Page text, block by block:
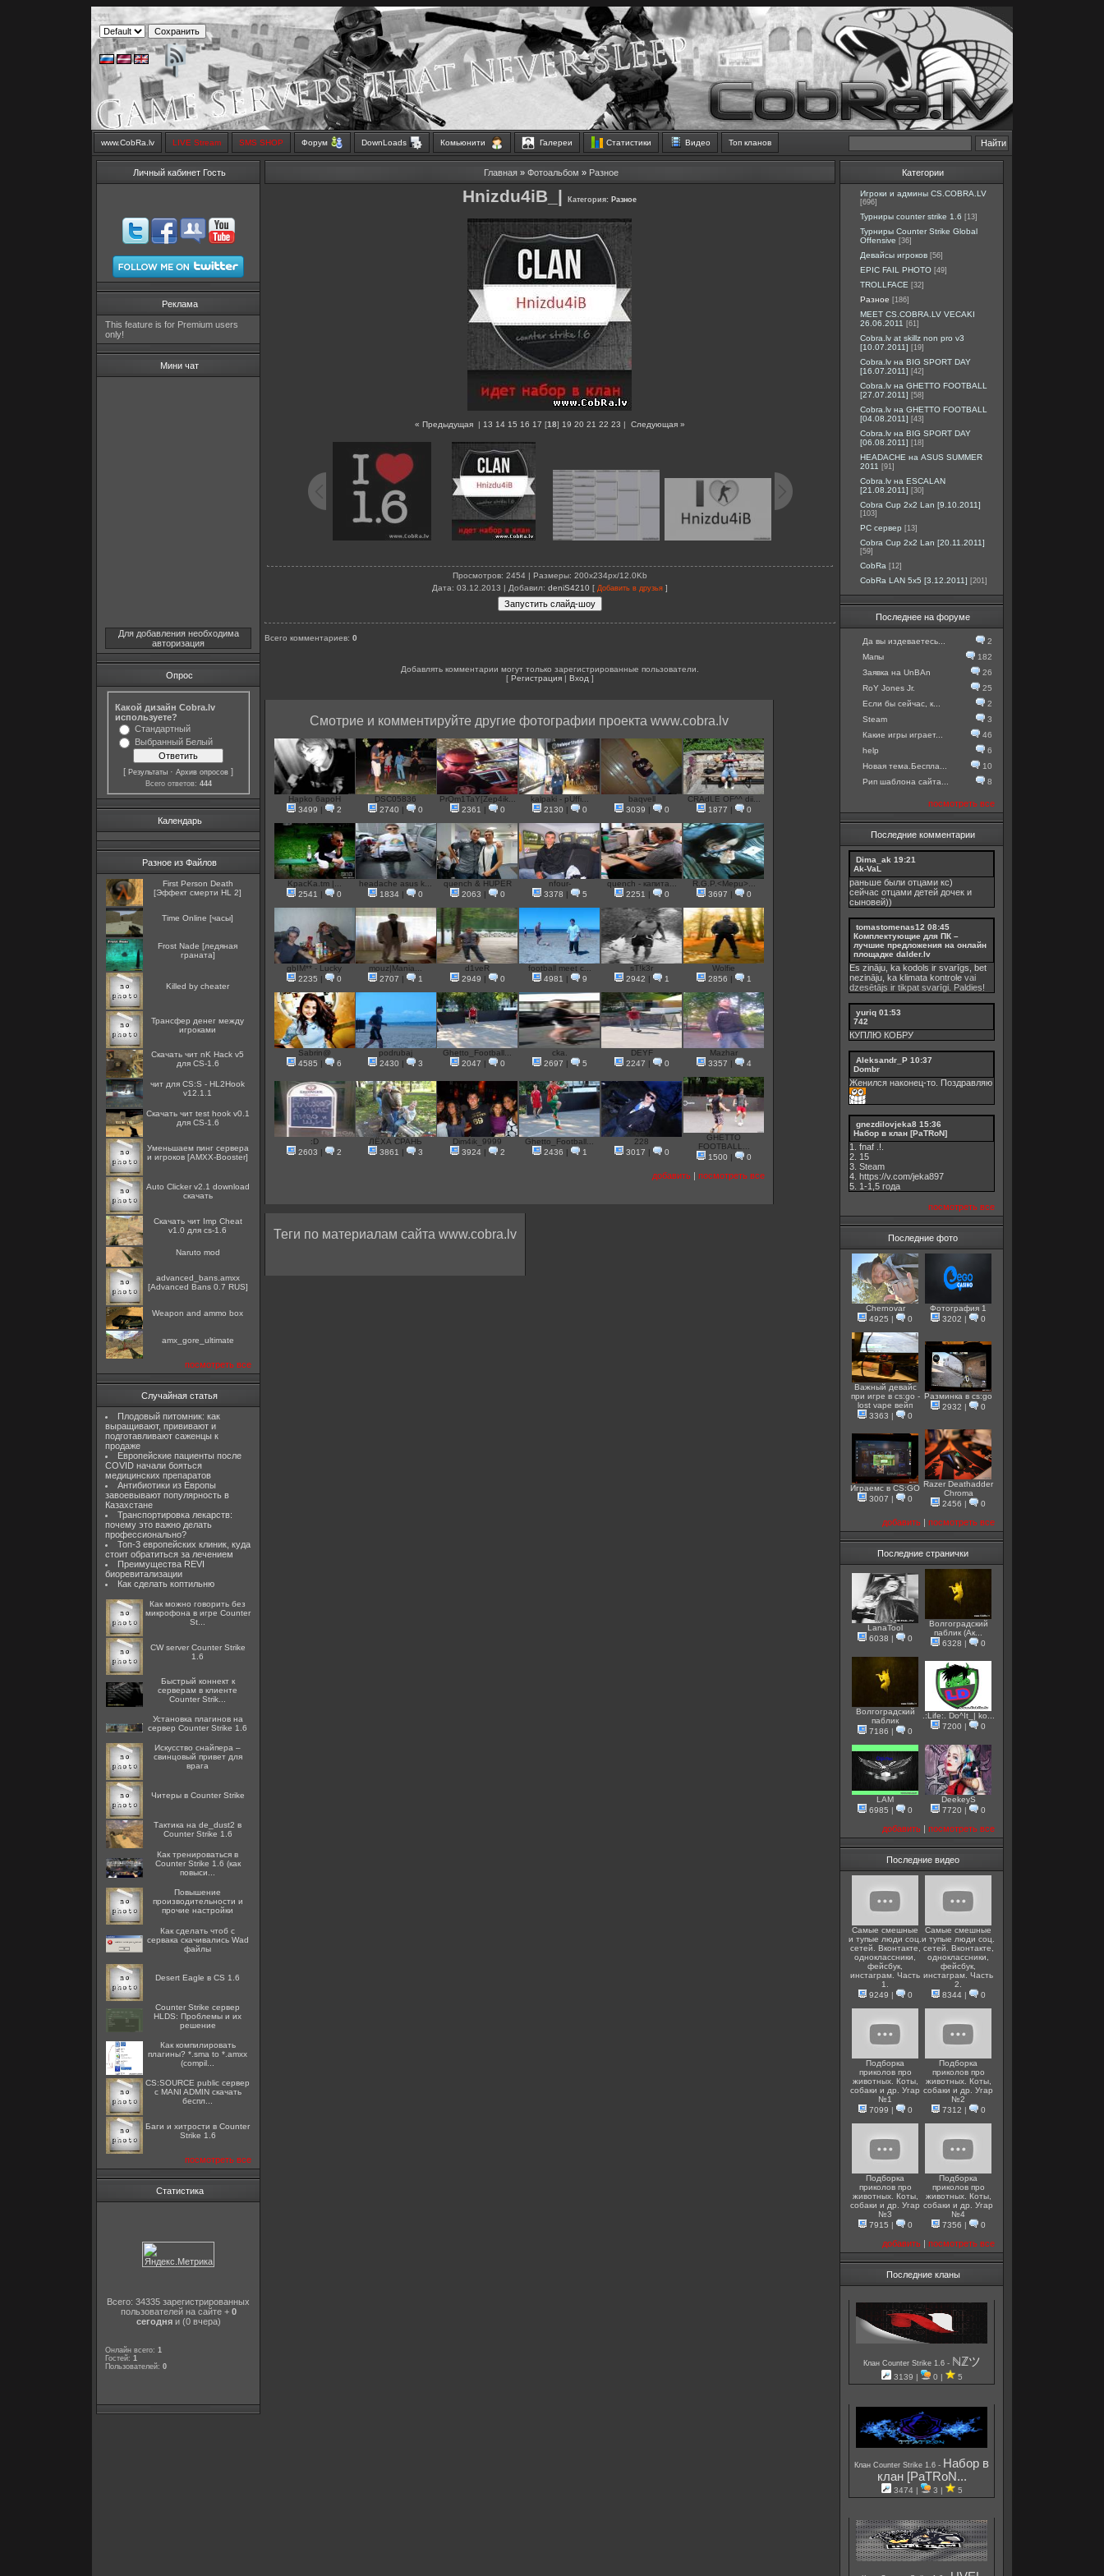
www.CobRa.lv LIVE Stream SMS SHOP Форум DownLoads Комьюнити Галереи Статистики Видео Топ кланов
Личный кабинет Гость
Реклама
This feature is for Premium users
only!
Мини чат
Для добавления необходима
авторизация
Опрос
Какой дизайн Cobra.lv
используете?
Стандартный
Выбранный Белый
[ Результаты · Архив опросов ]
Всего ответов: 444
Календарь
Разное из Файлов
First Person Death
[Эффект смерти HL 2]
Time Online [часы]
Frost Nade [ледяная
граната]
Killed by cheater
Трансфер денег между
игроками
Скачать чит nK Hack v5
для CS-1.6
чит для CS:S - HL2Hook
v12.1.1
Скачать чит test hook v0.1
для CS-1.6
Уменьшаем пинг сервера
и игроков [AMXX-Booster]
Auto Clicker v2.1 download
скачать
Скачать чит Imp Cheat
v1.0 для cs-1.6
Naruto mod
advanced_bans.amxx
[Advanced Bans 0.7 RUS]
Weapon and ammo box
amx_gore_ultimate
посмотреть все
Случайная статья
Плодовый питомник: как
выращивают, прививают и
подготавливают саженцы к
продаже
Европейские пациенты после
COVID начали бояться
медицинских препаратов
Антибиотики из Европы
завоевывают популярность в
Казахстане
Транспортировка лекарств:
почему это важно делать
профессионально?
Топ-3 европейских клиник, куда
стоит обратиться за лечением
Преимущества REVI
биоревитализации
Как сделать коптильню
Как можно говорить без
микрофона в игре Counter
St...
CW server Counter Strike
1.6
Быстрый коннект к
серверам в клиенте
Counter Strik...
Установка плагинов на
сервер Counter Strike 1.6
Искусство снайпера –
свинцовый привет для
врага
Читеры в Counter Strike
Тактика на de_dust2 в
Counter Strike 1.6
Как тренироваться в
Counter Strike 1.6 (как
повыси...
Повышение
производительности и
прочие настройки
Как сделать чтоб с
сервака скачивались Wad
файлы
Desert Eagle в CS 1.6
Counter Strike сервер
HLDS: Проблемы и их
решение
Как компилировать
плагины? *.sma to *.amxx
(compil...
CS:SOURCE public сервер
с MANI ADMIN скачать
беспл...
Баги и хитрости в Counter
Strike 1.6
посмотреть все
Статистика
Всего: 34335 зарегистрированных
пользователей на сайте + 0
сегодняи (0 вчера)
Онлайн всего: 1
Гостей: 1
Пользователей: 0
Главная » Фотоальбом » Разное
Hnizdu4iB_| Категория: Разное
« Предыдущая| 13 14 15 16 17 [18] 19 20 21 22 23 | Следующая »
Просмотров: 2454 | Размеры: 200x234px/12.0Kb
Дата: 03.12.2013 | Добавил: deniS4210 [ Добавить в друзья ]
Всего комментариев: 0
Добавлять комментарии могут только зарегистрированные пользователи.
[ Регистрация Вход ]
Смотрие и комментируйте другие фотографии проекта www.cobra.lv
Hapko 6apoH
3499
2
DSC05836
2740
0
PrOm1TaY[Zep4ik...
2361
0
kalpaki - pUffi...
2130
0
baqvell
3039
0
CRAdLE OF^^ dii...
1877
0
KpacKa.tm |...
2541
0
headache asus k...
1834
0
quench & HUPER
2063
0
nfour-
3378
5
quench - капита...
2251
0
R.G.P.<Mepu>...
3697
0
gbIM** - Lucky
2235
0
mouz|Mania...
2707
1
d1veR
2949
0
football meet c...
4981
9
sT!k3r
2942
1
Wolfie
2856
1
Sabrin@
4585
6
podrubaj
2430
3
Ghetto_Football...
2047
0
cka.
2697
5
DEYF
2247
0
Mazhar
3357
4
:D
2603
2
ЛЁХА СРАНЬ
3861
3
Dim4ik_9999
3924| 2
Ghetto_Football...
2436
1
228
3017
0
GHETTO
FOOTBALL...
1500
0
добавить посмотреть все
Теги по материалам сайта www.cobra.lv
Категории
Игроки и админы CS.COBRA.LV
[696]
Турниры counter strike 1.6 [13]
Турниры Counter Strike Global
Offensive [36]
Девайсы игроков [56]
EPIC FAIL PHOTO [49]
TROLLFACE [32]
Разное [186]
MEET CS.COBRA.LV VECAKI
26.06.2011 [61]
Cobra.lv at skillz non pro v3
[10.07.2011] [19]
Cobra.lv на BIG SPORT DAY
[16.07.2011] [42]
Cobra.lv на GHETTO FOOTBALL
[27.07.2011] [58]
Cobra.lv на GHETTO FOOTBALL
[04.08.2011] [43]
Cobra.lv на BIG SPORT DAY
[06.08.2011] [18]
HEADACHE на ASUS SUMMER
2011 [91]
Cobra.lv на ESCALAN
[21.08.2011] [30]
Cobra Cup 2x2 Lan [9.10.2011]
[103]
PC сервер [13]
Cobra Cup 2x2 Lan [20.11.2011]
[59]
CobRa [12]
CobRa LAN 5x5 [3.12.2011] [201]
Последнее на форуме
Да вы издеваетесь...
2
Мапы
182
Заявка на UnBAn
26
RoY Jones Jr.
25
Если бы сейчас, к...
2
Steam
3
Какие игры играет...
46
help
6
Новая тема.Беспла...
10
Рип шаблона сайта...
8
посмотреть все
Последние комментарии
Dima_ak 19:21
Ak-VaL
раньше были отцами кс)
сейчас отцами детей дочек и
сыновей))
tomastomenas12 08:45
Комплектующие для ПК –
лучшие предложения на онлайн
площадке dalder.lv
Es zināju, ka kodols ir svarīgs, bet
nezināju, ka klimata kontrole vai
dzesētājs ir tikpat svarīgi. Paldies!
yuriq 01:53
742
КУПЛЮ КОБРУ
Aleksandr_P 10:37
Dombr
Женился наконец-то. Поздравляю
gnezdilovjeka8 15:36
Набор в клан [PaTRoN]
1. fnaf .!.
2. 15
3. Steam
4. https://v.com/jeka897
5. 1-1,5 годa
посмотреть все
Последние фото
Chernovar
4925 | 0
Фотография 1
3202 | 0
Важный девайс
при игре в cs:go -
lost vape вейп
3363 | 0
Разминка в cs:go
2932 | 0
Играемс в CS:GO
3007 | 0
Razer Deathadder
Chroma
2456 | 0
добавить | посмотреть все
Последние странички
LanaTool
6038 | 0
Волгоградский
паблик (Ак...
6328 | 0
Волгоградский
паблик
7186 | 0
.:Life:. Do^It_| ko...
7200 | 0
LAM
6985 | 0
DeekeyS
7720 | 0
добавить | посмотреть все
Последние видео
Самые смешные
и тупые люди соц.
сетей. Вконтакте,
одноклассники,
фейсбук,
инстаграм. Часть
1.
9249 | 0
Самые смешные
и тупые люди соц.
сетей. Вконтакте,
одноклассники,
фейсбук,
инстаграм. Часть
2.
8344| 0
Подборка
приколов про
животных. Коты,
собаки и др. Угар
№1
7099 | 0
Подборка
приколов про
животных. Коты,
собаки и др. Угар
№2
7312 | 0
Подборка
приколов про
животных. Коты,
собаки и др. Угар
№3
7915 | 0
Подборка
приколов про
животных. Коты,
собаки и др. Угар
№4
7356 | 0
добавить | посмотреть все
Последние кланы
Клан Counter Strike 1.6 - ℕℤツ
3139 | 0 | 5
Клан Counter Strike 1.6 - Набор в
клан [PaTRoN...
3474 | 3 | 5